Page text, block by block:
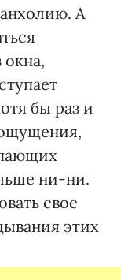
А
окна,
бы раз и
ни-ни.
свое
этих